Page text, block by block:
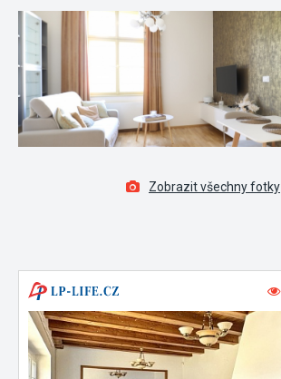
Zobrazit všechny fotky